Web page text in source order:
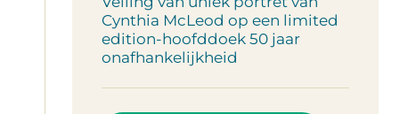
Cynthia McLeod op een limited
edition-hoofddoek 50 jaar
onafhankelijkheid